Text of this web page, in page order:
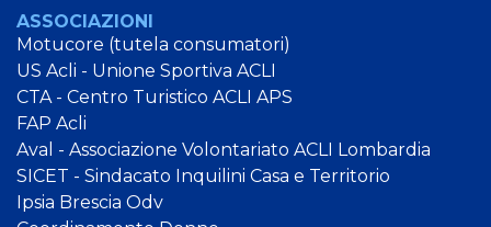
ASSOCIAZIONI
Motucore (tutela consumatori)
US Acli - Unione Sportiva ACLI
CTA - Centro Turistico ACLI APS
FAP Acli
Aval - Associazione Volontariato ACLI Lombardia
SICET - Sindacato Inquilini Casa e Territorio
Ipsia Brescia Odv